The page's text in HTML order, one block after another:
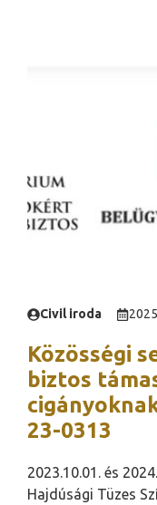
Civil iroda
Közösségi
biztos
23-0313
2023.10.01. és
Hajdúsági Tüzes